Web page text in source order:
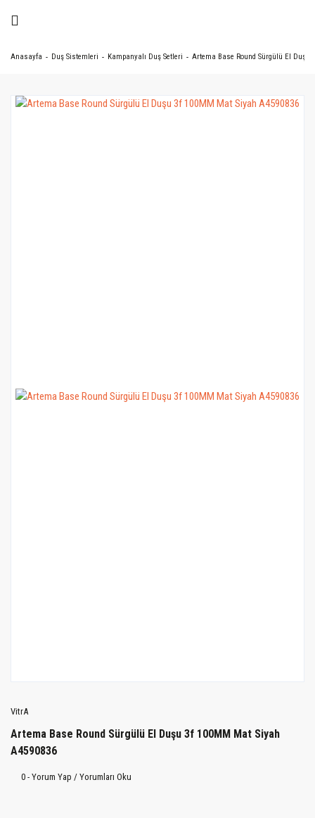
Anasayfa Duş Sistemleri Kampanyalı Duş Setleri Artema Base Round Sürgülü El Duşu
VitrA
Artema Base Round Sürgülü El Duşu 3f 100MM Mat Siyah
A4590836
0 - Yorum Yap / Yorumları Oku